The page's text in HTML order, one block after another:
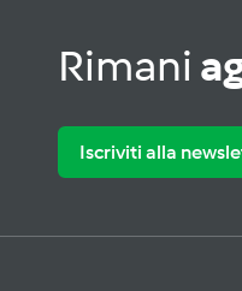
Rimani
Iscriviti alla